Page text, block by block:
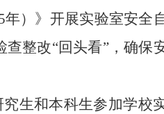
）》开展实验室安全
整改“回头看”，确保
生和本科生参加学校